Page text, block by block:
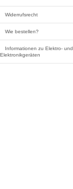
Widerrufsrecht
Wie bestellen?
Informationen zu Elektro- und
Elektronikgeräten